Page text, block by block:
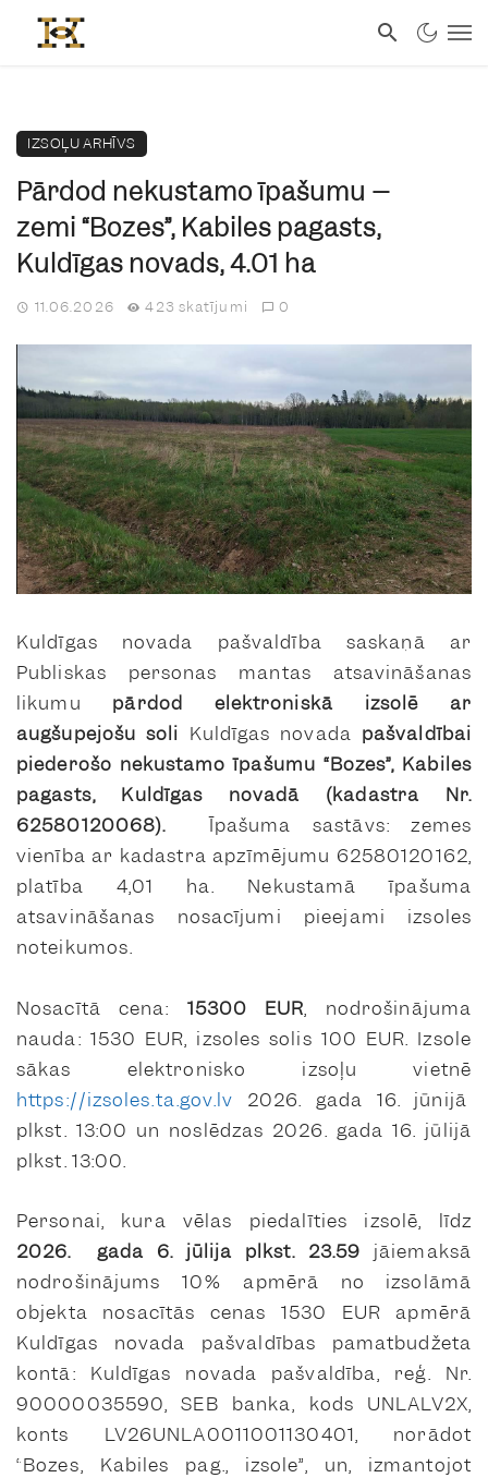
IZSOĻU ARHĪVS
Pārdod nekustamo īpašumu –
zemi “Bozes”, Kabiles pagasts,
Kuldīgas novads, 4.01 ha
11.06.2026 423 skatījumi 0
Kuldīgas novada pašvaldība saskaņā ar
Publiskas personas mantas atsavināšanas
likumu pārdod elektroniskā izsolē ar
augšupejošu soli Kuldīgas novada pašvaldībai
piederošo nekustamo īpašumu “Bozes”, Kabiles
pagasts, Kuldīgas novadā (kadastra Nr.
62580120068).Īpašuma sastāvs: zemes
vienība ar kadastra apzīmējumu 62580120162,
platība 4,01 ha. Nekustamā īpašuma
atsavināšanas nosacījumi pieejami izsoles
noteikumos.
Nosacītā cena: 15300 EUR, nodrošinājuma
nauda: 1530 EUR, izsoles solis 100 EUR. Izsole
sākas elektronisko izsoļu vietnē
https://izsoles.ta.gov.lv 2026. gada 16. jūnijā
plkst. 13:00 un noslēdzas 2026. gada 16. jūlijā
plkst. 13:00.
Personai, kura vēlas piedalīties izsolē, līdz
2026. gada 6. jūlija plkst. 23.59 jāiemaksā
nodrošinājums 10% apmērā no izsolāmā
objekta nosacītās cenas 1530 EUR apmērā
Kuldīgas novada pašvaldības pamatbudžeta
kontā: Kuldīgas novada pašvaldība, reģ. Nr.
90000035590, SEB banka, kods UNLALV2X,
konts LV26UNLA0011001130401, norādot
“Bozes, Kabiles pag., izsole”, un, izmantojot